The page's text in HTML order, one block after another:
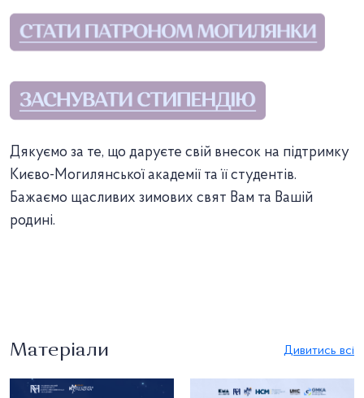
Дякуємо за те, що даруєте свій внесок на підтримку
Києво-Могилянської академії та її студентів.
Бажаємо щасливих зимових свят Вам та Вашій
родині.
Матеріали Дивитись всі